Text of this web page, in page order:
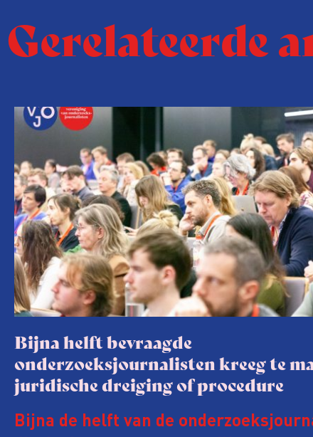
Gerelateerde
Bijna helft bevraagde
onderzoeksjournalisten kreeg te
juridische dreiging of procedure
Bijna de helft van de